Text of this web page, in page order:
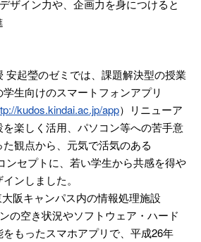
ザイン力や、企画力を身につけると
安起瑩のゼミでは、課題解決型の授業
生向けのスマートフォンアプリ
kudos.kindai.ac.jp/app）リニューア
楽しく活用、パソコン等への苦手意
観点から、元気で活気のある
ンセプトに、若い学生から共感を得や
ンしました。
大阪キャンパス内の情報処理施設
の空き状況やソフトウェア・ハード
もったスマホアプリで、平成26年